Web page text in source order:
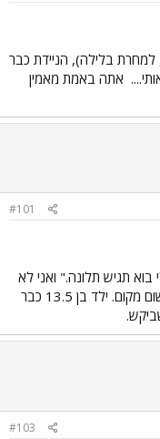
בלילה), הניידת כבר
אתה באמת מאמין
#101
תגיש תלונה." ואני לא
הולך להציע לאף אחד לעבור לשום מקום. ילד בן 13.5 כבר
#103